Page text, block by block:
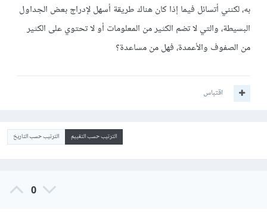
به، لكنني أتسائل فيما إذا كان هناك طريقة أسهل لإدراج بعض الجداول
البسيطة، والتي لا تضم الكثير من المعلومات أو لا تحتوي على الكثير
من الصفوف والأعمدة، فهل من مساعدة؟
اقتباس
الترتيب حسب التقييم الترتيب حسب التاريخ
0